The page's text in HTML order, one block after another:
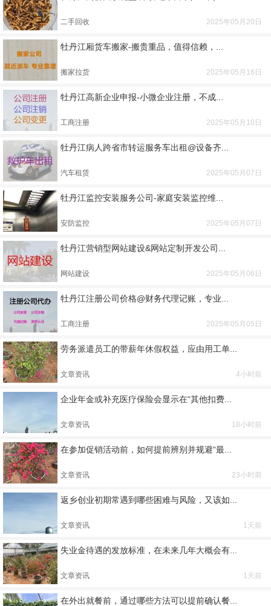
二手回收 2025年05月20日
牡丹江厢货车搬家-搬贵重品，值得信赖，...
搬家拉货 2025年05月16日
牡丹江高新企业申报-小微企业注册，不成...
工商注册 2025年05月10日
牡丹江病人跨省市转运服务车出租@设备齐...
汽车租赁 2025年05月07日
牡丹江监控安装服务公司-家庭安装监控维...
安防监控 2025年05月07日
牡丹江营销型网站建设&网站定制开发公司...
网站建设 2025年05月06日
牡丹江注册公司价格@财务代理记账，专业...
工商注册 2025年05月05日
劳务派遣员工的带薪年休假权益，应由用工单...
文章资讯 4小时前
企业年金或补充医疗保险会显示在“其他扣费...
文章资讯 18小时前
在参加促销活动前，如何提前辨别并规避“最...
文章资讯 23小时前
返乡创业初期常遇到哪些困难与风险，又该如...
文章资讯 1天前
失业金待遇的发放标准，在未来几年大概会有...
文章资讯 1天前
在外出就餐前，通过哪些方法可以提前确认餐...